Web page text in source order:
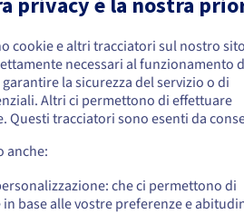
di prossimità
locale, i contenuti (immagini,
mostrati più velocemente,
connessioni più lente.
sia Stati
è necessario accedere al sito web del
USD - $
cookie e altri tracciatori sul nostro sito
necessari al funzionamento
la sicurezza del servizio o di
Altri ci permettono di effettuare
tracciatori sono esenti da
anche:
che ci permettono di
base alle vostre preferenze e